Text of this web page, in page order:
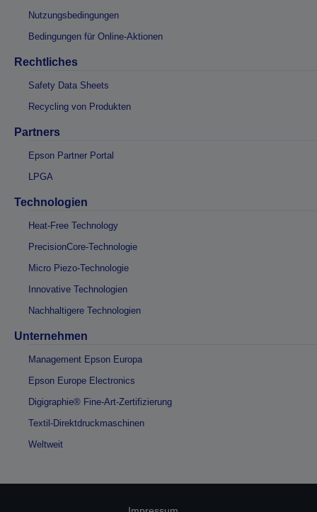
Nutzungsbedingungen
Bedingungen für Online-Aktionen
Rechtliches
Safety Data Sheets
Recycling von Produkten
Partners
Epson Partner Portal
LPGA
Technologien
Heat-Free Technology
PrecisionCore-Technologie
Micro Piezo-Technologie
Innovative Technologien
Nachhaltigere Technologien
Unternehmen
Management Epson Europa
Epson Europe Electronics
Digigraphie® Fine-Art-Zertifizierung
Textil-Direktdruckmaschinen
Weltweit